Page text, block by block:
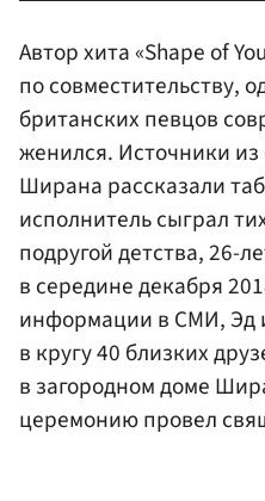
Автор хита «Shape of
по совместительству,
британских певцов
женился. Источники
Ширана рассказали
исполнитель сыграл
подругой детства, 26-
в середине декабря
информации в СМИ, Эд
в кругу 40 близких
в загородном доме
церемонию провел